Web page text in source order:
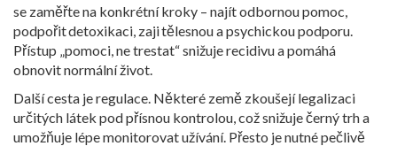
se zaměřte na konkrétní kroky – najít odbornou pomoc,
podpořit detoxikaci, zaji tělesnou a psychickou podporu.
Přístup „pomoci, ne trestat“ snižuje recidivu a pomáhá
obnovit normální život.
Další cesta je regulace. Některé země zkoušejí legalizaci
určitých látek pod přísnou kontrolou, což snižuje černý trh a
umožňuje lépe monitorovat užívání. Přesto je nutné pečlivě